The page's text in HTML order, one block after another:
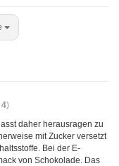
4)
daher herausragen zu
mit Zucker versetzt
Bei der E-
von Schokolade. Das